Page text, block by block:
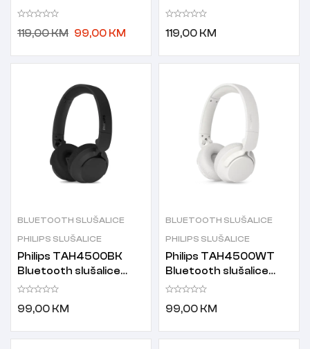
roze
119,00KM 99,00 KM
Bluetooth slušalice
119,00 KM
BLUETOOTH SLUŠALICE
PHILIPS SLUŠALICE
Philips TAH4500BK
Bluetooth slušalice
crne
99,00 KM
BLUETOOTH SLUŠALICE
PHILIPS SLUŠALICE
Philips TAH4500WT
Bluetooth slušalice
bijele
99,00 KM